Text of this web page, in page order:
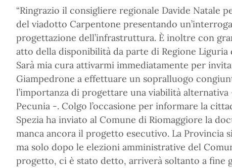
“Ringrazio il consigliere regionale Davide Natale
del viadotto Carpentone presentando
progettazione dell’infrastruttura. È inoltre con
atto della disponibilità da parte di Regione
Sarà mia cura attivarmi immediatamente per
Giampedrone a effettuare un sopralluogo
l’importanza di progettare una viabilità alternativa
Pecunia -. Colgo l’occasione per informare la
Spezia ha inviato al Comune di Riomaggiore la
manca ancora il progetto esecutivo. La Provincia
ma solo dopo le elezioni amministrative del
progetto, ci è stato detto, arriverà soltanto a fine